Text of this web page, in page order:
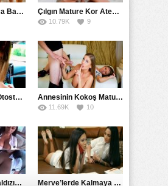
Genç Kızlar Ağaca Bağlayarak Tecavüz Etmek İstediler Çılgın Mature Kor Ateşiyle Misafirini Yakıp Eritti
10.79K 9
Eve Gitmek İçin Otostop Çeken Üniversiteli Bedelini Ödedi Annesinin Kokoş Mature Arkadaşı Tarafından Saksoya Uğradı
11.69K 10
Büyük Memeli Baldızının Takipçilerinin Çoğalması İçin Yardım Etti Merve’lerde Kalmaya Gelen Liseli Kız Fanteziyi Dibine Verdirdi